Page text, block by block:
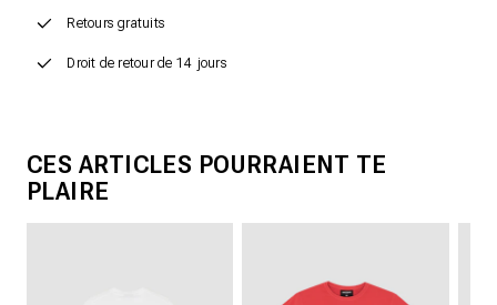
Retours gratuits
Droit de retour de 14 jours
CES ARTICLES POURRAIENT TE
PLAIRE